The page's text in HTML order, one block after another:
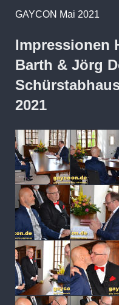
GAYCON Mai 2021
Impressionen
Barth & Jörg
2021